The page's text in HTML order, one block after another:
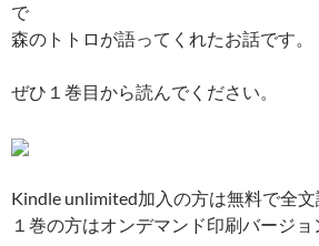
で
森のトトロが語ってくれたお話です。
ぜひ１巻目から読んでください。
Kindle unlimited加入の方は無料で全文
１巻の方はオンデマンド印刷バージ